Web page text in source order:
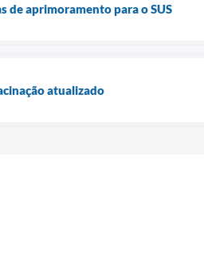
de aprimoramento para o SUS
atualizado